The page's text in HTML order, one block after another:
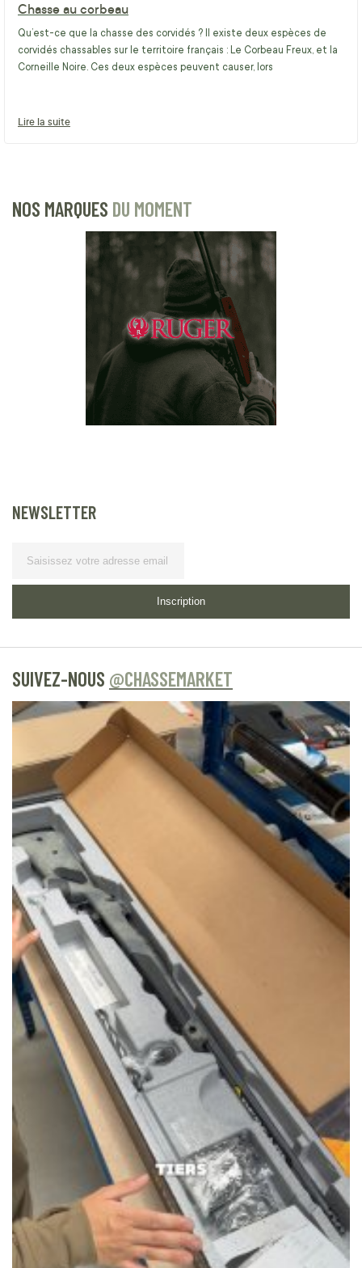
Chasse au corbeau
Qu’est-ce que la chasse des corvidés ? Il existe deux espèces de
corvidés chassables sur le territoire français : Le Corbeau Freux, et la
Corneille Noire. Ces deux espèces peuvent causer, lors
Lire la suite
NOS MARQUES DU MOMENT
NEWSLETTER
Inscription
SUIVEZ-NOUS @CHASSEMARKET